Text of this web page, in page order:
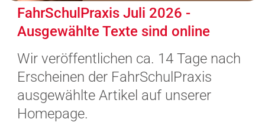
FahrSchulPraxis Juli 2026 -
Ausgewählte Texte sind online
Wir veröffentlichen ca. 14 Tage nach
Erscheinen der FahrSchulPraxis
ausgewählte Artikel auf unserer
Homepage.